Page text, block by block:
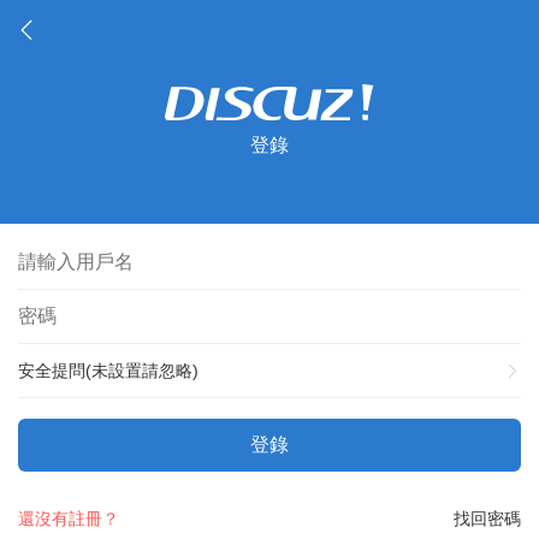
登錄
安全提問(未設置請忽略)
登錄
找回密碼
還沒有註冊？